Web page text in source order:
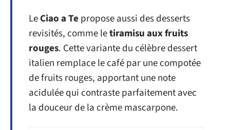
LeCiao a Te propose aussi des desserts
revisités, comme letiramisu aux fruits
rouges. Cette variante du célèbre dessert
italien remplace le café par une compotée
de fruits rouges, apportant une note
acidulée qui contraste parfaitement avec
la douceur de la crème mascarpone.